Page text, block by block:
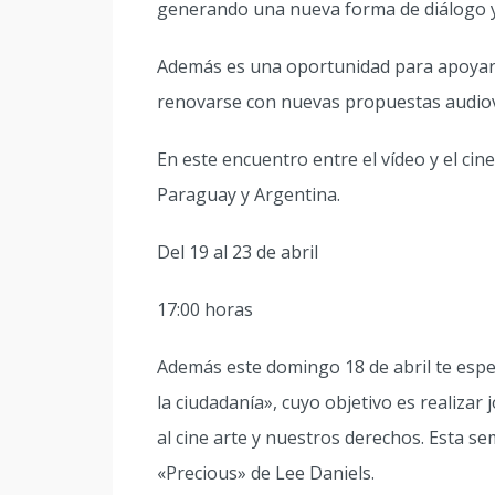
generando una nueva forma de diálogo
Además es una oportunidad para
renovarse con nuevas propuestas
En este encuentro entre el vídeo y el
Paraguay y Argentina.
Del 19 al 23 de abril
17:00 horas
Además este domingo 18 de abril te
la ciudadanía», cuyo objetivo es
al cine arte y nuestros derechos. Esta
«Precious» de Lee Daniels.